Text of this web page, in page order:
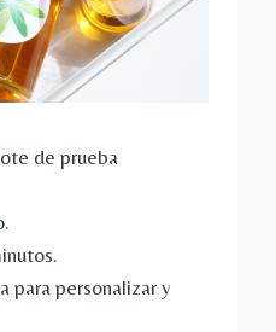
de prueba
para personalizar y